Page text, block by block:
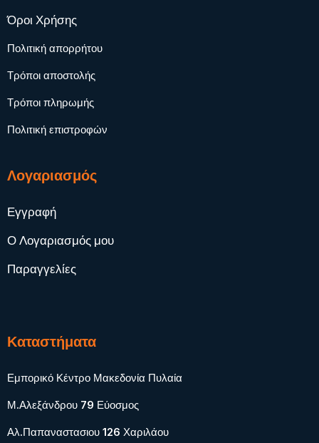
Όροι Χρήσης
Πολιτική απορρήτου
Τρόποι αποστολής
Τρόποι πληρωμής
Πολιτική επιστροφών
Λογαριασμός
Εγγραφή
Ο Λογαριασμός μου
Παραγγελίες
Καταστήματα
Εμπορικό Κέντρο Μακεδονία Πυλαία
Μ.Αλεξάνδρου 79 Εύοσμος
Αλ.Παπαναστασιου 126 Χαριλάου